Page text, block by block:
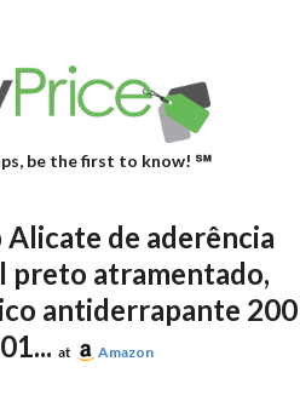
be the first to know! ℠
de aderência
preto atramentado,
antiderrapante 200
at Amazon